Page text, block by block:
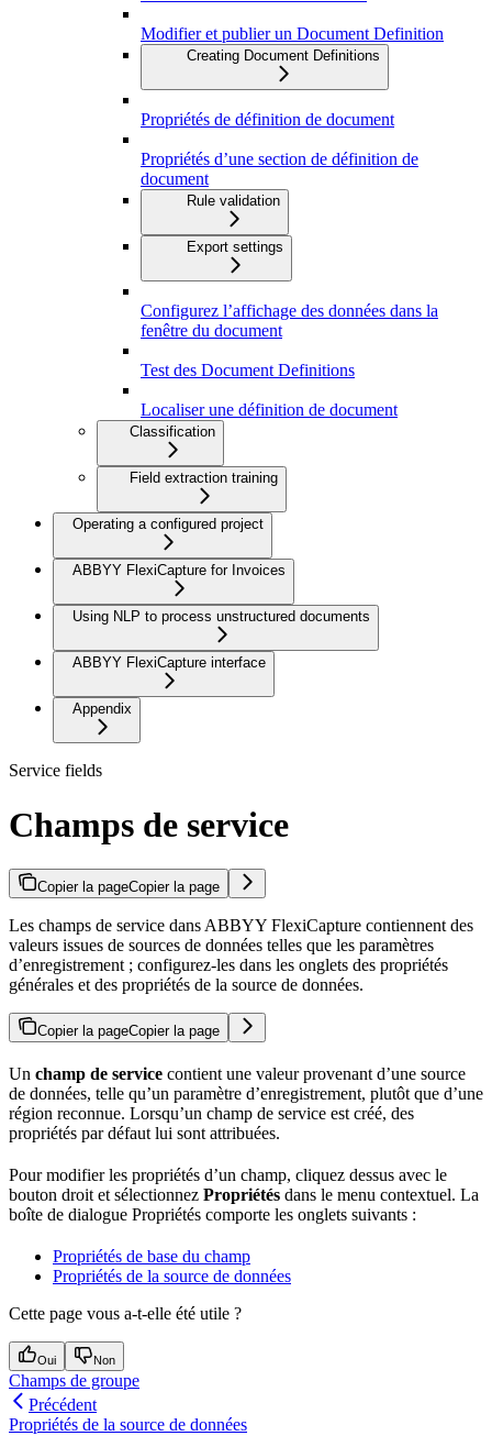
Modifier et publier un Document Definition
Creating Document Definitions
Propriétés de définition de document
Propriétés d’une section de définition de
document
Rule validation
Export settings
Configurez l’affichage des données dans la
fenêtre du document
Test des Document Definitions
Localiser une définition de document
Classification
Field extraction training
Operating a configured project
ABBYY FlexiCapture for Invoices
Using NLP to process unstructured documents
ABBYY FlexiCapture interface
Appendix
Service fields
Champs de service
Copier la pageCopier la page
Les champs de service dans ABBYY FlexiCapture contiennent des
valeurs issues de sources de données telles que les paramètres
d’enregistrement ; configurez-les dans les onglets des propriétés
générales et des propriétés de la source de données.
Copier la pageCopier la page
Un champ de service contient une valeur provenant d’une source
de données, telle qu’un paramètre d’enregistrement, plutôt que d’une
région reconnue. Lorsqu’un champ de service est créé, des
propriétés par défaut lui sont attribuées.
Pour modifier les propriétés d’un champ, cliquez dessus avec le
bouton droit et sélectionnez Propriétés dans le menu contextuel. La
boîte de dialogue Propriétés comporte les onglets suivants :
Propriétés de base du champ
Propriétés de la source de données
Cette page vous a-t-elle été utile ?
Oui Non
Champs de groupe
Précédent
Propriétés de la source de données